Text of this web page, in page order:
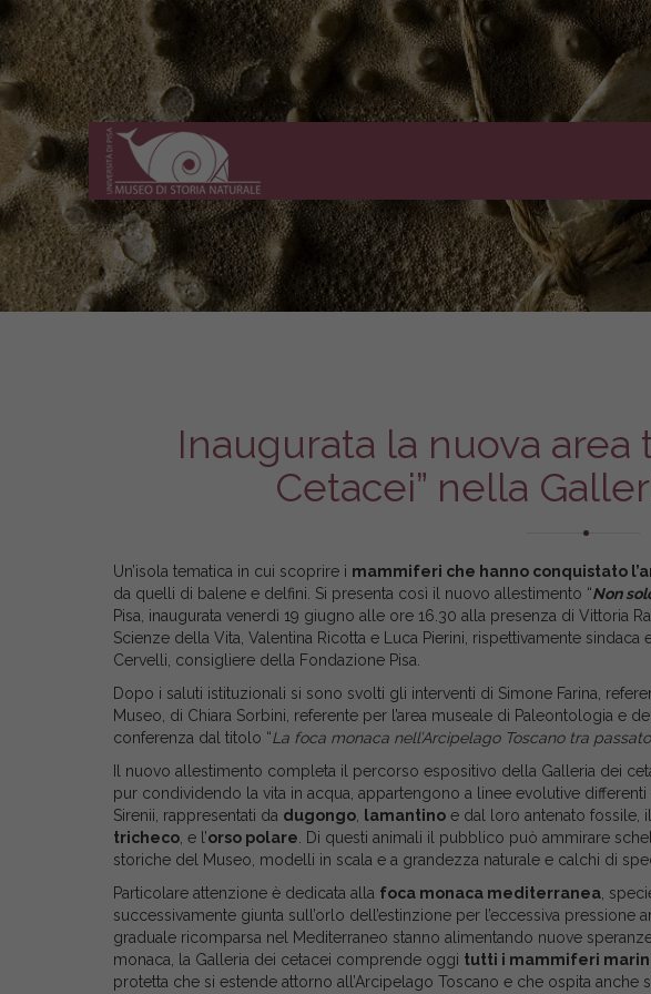
Museo
di
Storia
Naturale
dell'Università
di
Inaugurata la nuova area
Cetacei” nella
Un’isola tematica in cui scoprire i mammiferi che hanno conquistato
da quelli di balene e delfini. Si presenta così il nuovo allestimento “Non
Pisa, inaugurata venerdì 19 giugno alle ore 16.30 alla presenza di Vittoria
Scienze della Vita, Valentina Ricotta e Luca Pierini, rispettivamente
Cervelli, consigliere della Fondazione Pisa.
Dopo i saluti istituzionali si sono svolti gli interventi di Simone Farina,
Museo, di Chiara Sorbini, referente per l’area museale di Paleontologia e
conferenza dal titolo “La foca monaca nell’Arcipelago Toscano tra
Il nuovo allestimento completa il percorso espositivo della Galleria dei
pur condividendo la vita in acqua, appartengono a linee evolutive
Sirenii, rappresentati da dugongo lamantino e dal loro antenato fossile, il
tricheco , e l’orso polare . Di questi animali il pubblico può ammirare
storiche del Museo, modelli in scala e a grandezza naturale e calchi di
Particolare attenzione è dedicata alla foca monaca mediterranea ,
successivamente giunta sull’orlo dell’estinzione per l’eccessiva pressione
graduale ricomparsa nel Mediterraneo stanno alimentando nuove
monaca, la Galleria dei cetacei comprende oggi tutti i mammiferi
protetta che si estende attorno all’Arcipelago Toscano e che ospita